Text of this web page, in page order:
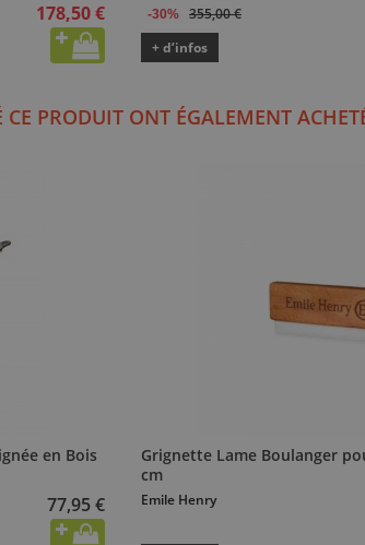
178,50 € -30% 355,00 €
+ d’infos
PRODUIT ONT ÉGALEMENT
en Bois
77,95 €
Grignette Lame Boulanger
cm
Emile Henry